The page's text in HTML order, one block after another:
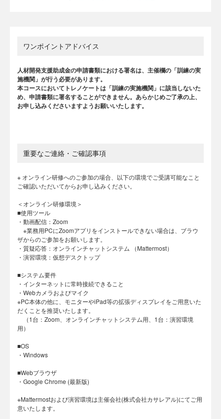
ワンポイントアドバイス
人材開発支援助成金の申請書類における署名は、主催欄の「訓練の実
施機関」が行う必要があります。
本コースにおいてトレノケートは「訓練の実施機関」に該当しないた
め、申請書類に署名することができません。あらかじめご了承の上、
お申し込みくださいますようお願いいたします。
重要なご連絡・ご確認事項
※ オンライン研修へのご参加の場合、以下の環境でご受講可能なこと
ご確認いただいてからお申し込みください。
＜オンライン研修環境＞
■使用ツール
・動画配信：Zoom
※業務用PCにZoomアプリをインストールできない場合は、ブラウ
ザからのご参加をお願いします。
・質疑応答：オンラインチャットシステム （Mattermost）
・演習環境：仮想デスクトップ
■システム要件
・インターネットに常時接続できること
・Webカメラおよびマイク
※PC本体の他に、モニターやiPad等の拡張ディスプレイをご用意いた
だくことを推奨いたします。
（1台：Zoom、オンラインチャットシステム用、1台：演習環境
用）
■OS
・Windows
■Webブラウザ
・Google Chrome (最新版)
※Mattermostおよび演習環境は主催会社(株式会社カサレアル)にてご用
意いたします。